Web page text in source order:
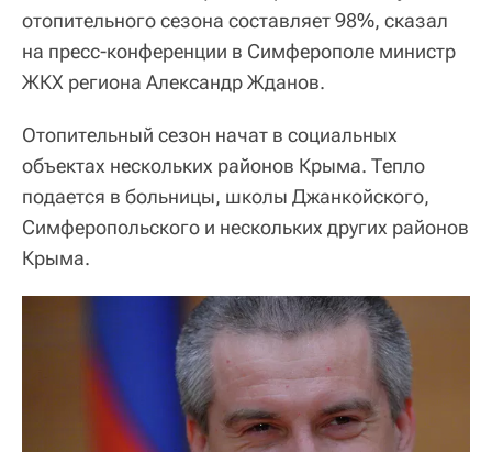
отопительного сезона составляет 98%, сказал
на пресс-конференции в Симферополе министр
ЖКХ региона Александр Жданов.
Отопительный сезон начат в социальных
объектах нескольких районов Крыма. Тепло
подается в больницы, школы Джанкойского,
Симферопольского и нескольких других районов
Крыма.